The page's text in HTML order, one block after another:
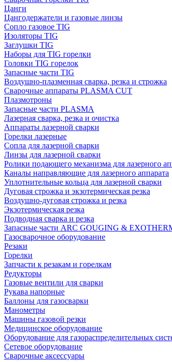
Цанги
Цангодержатели и газовые линзы
Сопло газовое TIG
Изоляторы TIG
Заглушки TIG
Наборы для TIG горелки
Головки TIG горелок
Запасные части TIG
Воздушно-плазменная сварка, резка и строжка
Сварочные аппараты PLASMA CUT
Плазмотроны
Запасные части PLASMA
Лазерная сварка, резка и очистка
Аппараты лазерной сварки
Горелки лазерные
Сопла для лазерной сварки
Линзы для лазерной сварки
Ролики подающего механизма для лазерного
Каналы направляющие для лазерного аппарата
Уплотнительные кольца для лазерной сварки
Дуговая строжка и экзотермическая резка
Воздушно-дуговая строжка и резка
Экзотермическая резка
Подводная сварка и резка
Запасные части ARC GOUGING &
Газосварочное оборудование
Резаки
Горелки
Запчасти к резакам и горелкам
Редукторы
Газовые вентили для сварки
Рукава напорные
Баллоны для газосварки
Манометры
Машины газовой резки
Медицинское оборудование
Оборудование для газораспределительных
Сетевое оборудование
Сварочные аксессуары